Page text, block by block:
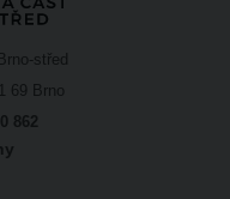
střed
69 Brno
862